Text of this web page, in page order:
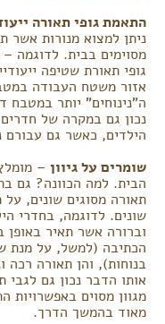
התאמת גופי תאורה
ניתן למצוא מנורות אשר
מסוימים בבית. לדוגמה
גופי תאורת שטיפה
אזור משטח העבודה
ה"נינוחים" יותר במטבח
נכון גם במקרה של
הילדים, כאשר גם עבורם
שומרים על גיוון–
הבית. למה הכוונה? גם
תאורה מסוגים שונים, על
שונים. לדוגמה, בחדרי
וברורה אשר תאיר באופן
הכתיבה (למשל, על מנת
בנוחות), והן תאורה רכה
אותו הדבר נכון גם
מגוון מסוים באפשרויות
מאוד בהמשך הדרך.